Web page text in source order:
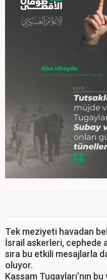
Tek meziyeti havadan
İsrail askerleri, cephede
sıra bu etkili mesajlarla
oluyor.
Kassam Tugayları’nın